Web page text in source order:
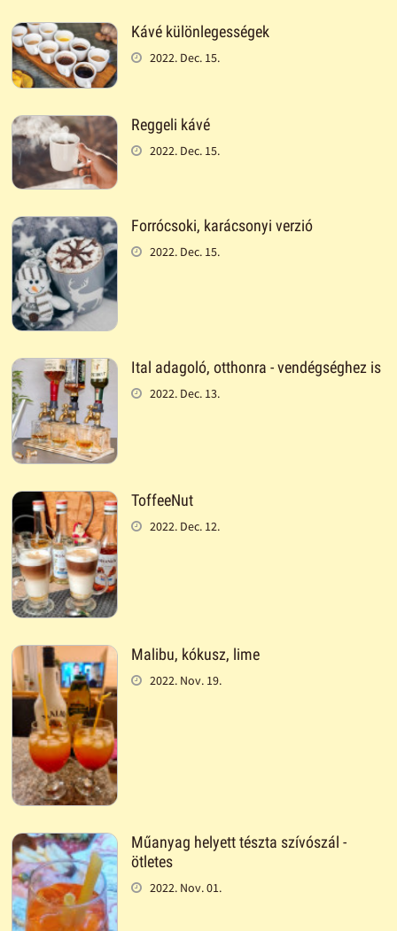
Kávé különlegességek
2022. Dec. 15.
Reggeli kávé
2022. Dec. 15.
Forrócsoki, karácsonyi verzió
2022. Dec. 15.
Ital adagoló, otthonra - vendégséghez is
2022. Dec. 13.
ToffeeNut
2022. Dec. 12.
Malibu, kókusz, lime
2022. Nov. 19.
Műanyag helyett tészta szívószál -
ötletes
2022. Nov. 01.